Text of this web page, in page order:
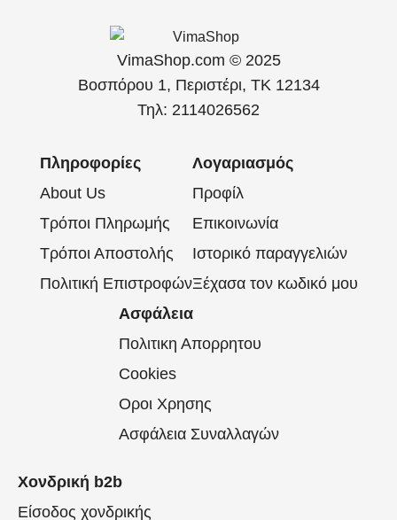
VimaShop.com © 2025
Βοσπόρου 1, Περιστέρι, ΤΚ 12134
Τηλ: 2114026562
Πληροφορίες
About Us
Τρόποι Πληρωμής
Τρόποι Αποστολής
Πολιτική Επιστροφών
Λογαριασμός
Προφίλ
Επικοινωνία
Ιστορικό παραγγελιών
Ξέχασα τον κωδικό μου
Ασφάλεια
Πολιτικη Απορρητου
Cookies
Οροι Χρησης
Ασφάλεια Συναλλαγών
Χονδρική b2b
Είσοδος χονδρικής